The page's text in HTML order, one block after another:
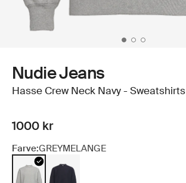
Nudie Jeans
Hasse Crew Neck Navy - Sweatshirts
1000 kr
Farve:GREYMELANGE